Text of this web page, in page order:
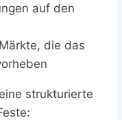
auf den
die das
strukturierte